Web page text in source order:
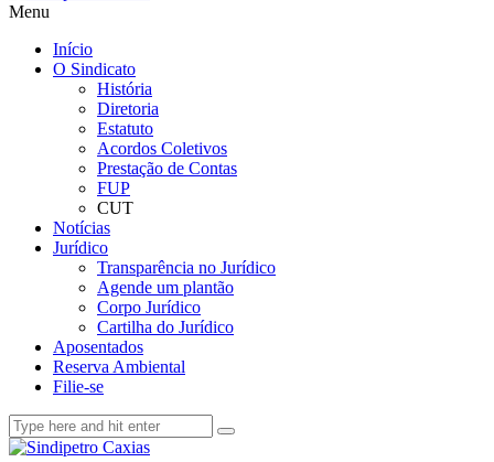
Menu
Início
O Sindicato
História
Diretoria
Estatuto
Acordos Coletivos
Prestação de Contas
FUP
CUT
Notícias
Jurídico
Transparência no Jurídico
Agende um plantão
Corpo Jurídico
Cartilha do Jurídico
Aposentados
Reserva Ambiental
Filie-se